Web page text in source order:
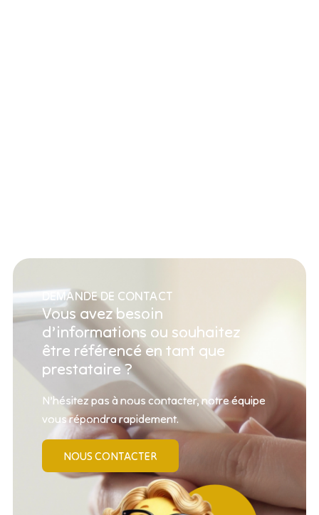
DEMANDE DE CONTACT
Vous avez besoin
d’informations ou souhaitez
être référencé en tant que
prestataire ?
N’hésitez pas à nous contacter, notre équipe
vous répondra rapidement.
NOUS CONTACTER